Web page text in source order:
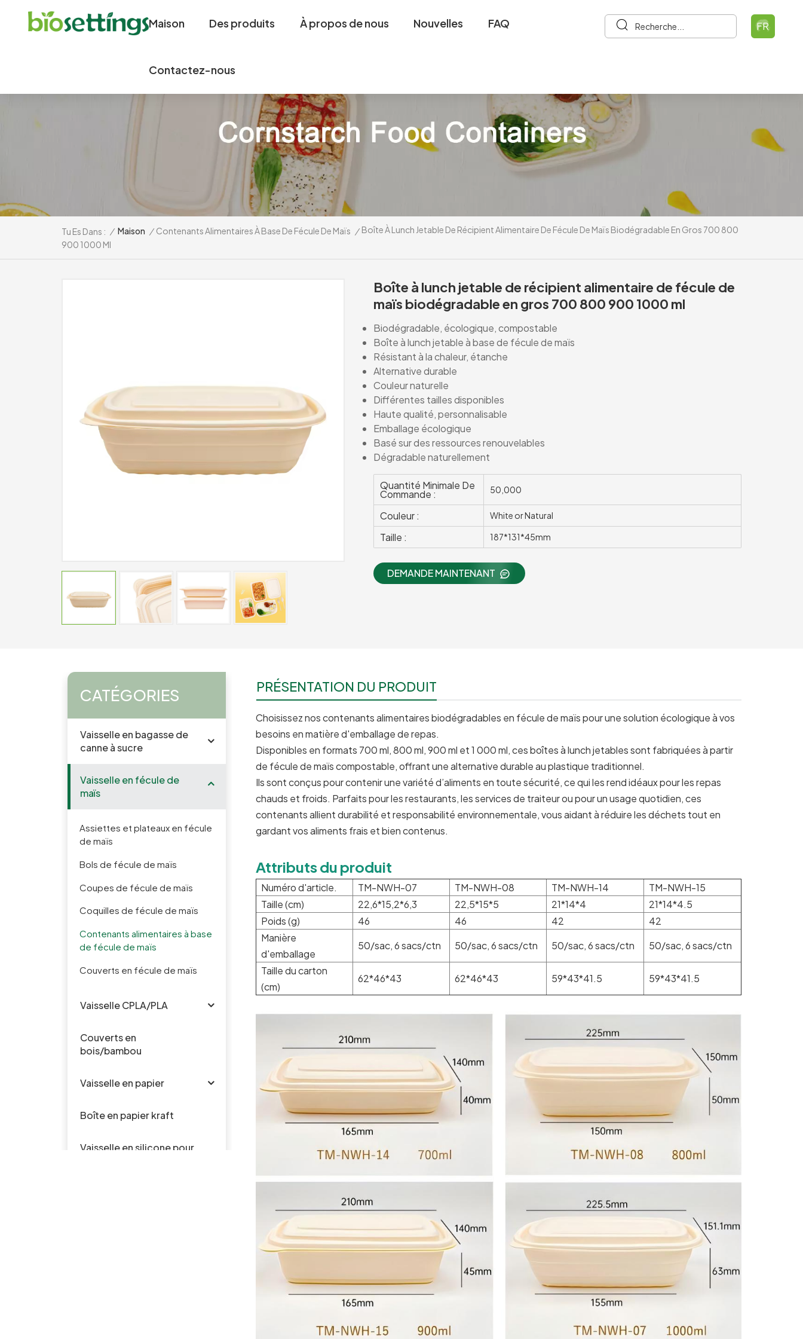
Maison Des produits À propos de nous Nouvelles FAQ
Contactez-nous
FR
Tu Es Dans : / Maison / Contenants Alimentaires À Base De Fécule De Maïs / Boîte À Lunch Jetable De Récipient Alimentaire De Fécule De Maïs Biodégradable En Gros 700 800
900 1000 Ml
Boîte à lunch jetable de récipient alimentaire de fécule de
maïs biodégradable en gros 700 800 900 1000 ml
Biodégradable, écologique, compostable
Boîte à lunch jetable à base de fécule de maïs
Résistant à la chaleur, étanche
Alternative durable
Couleur naturelle
Différentes tailles disponibles
Haute qualité, personnalisable
Emballage écologique
Basé sur des ressources renouvelables
Dégradable naturellement
Quantité Minimale De
Commande : 50,000
Couleur : White or Natural
Taille : 187*131*45mm
DEMANDE MAINTENANT
PRÉSENTATION DU PRODUIT
Choisissez nos contenants alimentaires biodégradables en fécule de maïs pour une solution écologique à vos
besoins en matière d'emballage de repas.
Disponibles en formats 700 ml, 800 ml, 900 ml et 1 000 ml, ces boîtes à lunch jetables sont fabriquées à partir
de fécule de maïs compostable, offrant une alternative durable au plastique traditionnel.
Ils sont conçus pour contenir une variété d’aliments en toute sécurité, ce qui les rend idéaux pour les repas
chauds et froids. Parfaits pour les restaurants, les services de traiteur ou pour un usage quotidien, ces
contenants allient durabilité et responsabilité environnementale, vous aidant à réduire les déchets tout en
gardant vos aliments frais et bien contenus.
Attributs du produit
Numéro d'article. TM-NWH-07 TM-NWH-08 TM-NWH-14
TM-NWH-15
Taille (cm)
22,6*15,2*6,3 22,5*15*5 21*14*4
21*14*4.5
Poids (g)
46 46 42
42
Manière
d'emballage
50/sac, 6 sacs/ctn 50/sac, 6 sacs/ctn 50/sac, 6 sacs/ctn
50/sac, 6 sacs/ctn
Taille du carton
(cm)
62*46*43 62*46*43 59*43*41.5 59*43*41.5
CATÉGORIES
Vaisselle en bagasse de
canne à sucre
Vaisselle en fécule de
maïs
Assiettes et plateaux en fécule
de maïs
Bols de fécule de maïs
Coupes de fécule de maïs
Coquilles de fécule de maïs
Contenants alimentaires à base
de fécule de maïs
Couverts en fécule de maïs
Vaisselle CPLA/PLA
Couverts en
bois/bambou
Vaisselle en papier
Boîte en papier kraft
Vaisselle en silicone pour